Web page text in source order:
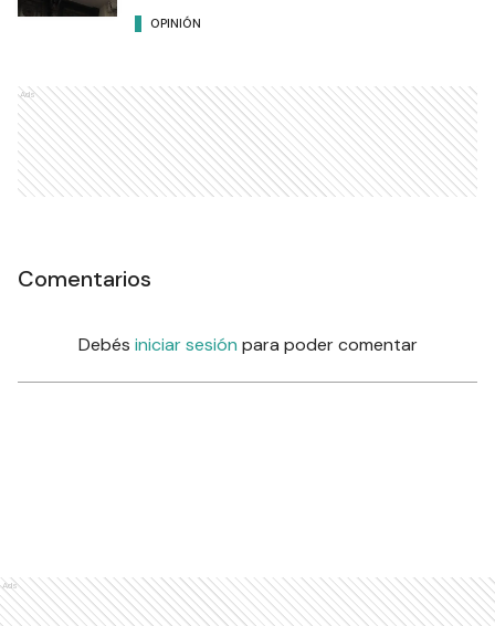
OPINIÓN
Ads
Comentarios
Debés iniciar sesión para poder comentar
Ads